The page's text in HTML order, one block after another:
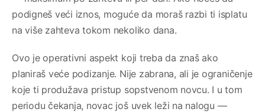
podigneš veći iznos, moguće da moraš razbi ti isplatu
na više zahteva tokom nekoliko dana.
Ovo je operativni aspekt koji treba da znaš ako
planiraš veće podizanje. Nije zabrana, ali je ograničenje
koje ti produžava pristup sopstvenom novcu. I u tom
periodu čekanja, novac još uvek leži na nalogu —